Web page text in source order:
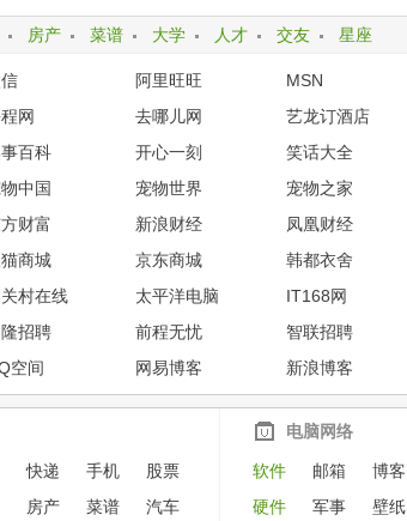
房产 菜谱 大学 人才 交友 星座
阿里旺旺 MSN
网 去哪儿网 艺龙订酒店
百科 开心一刻 笑话大全
中国 宠物世界 宠物之家
财富 新浪财经 凤凰财经
商城 京东商城 韩都衣舍
村在线 太平洋电脑 IT168网
招聘 前程无忧 智联招聘
空间 网易博客 新浪博客
快递 手机
股票
房产 菜谱 汽车
电脑网络
软件 邮箱 博客
硬件
军事 壁纸